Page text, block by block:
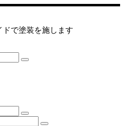
で塗装を施します
Search
Search